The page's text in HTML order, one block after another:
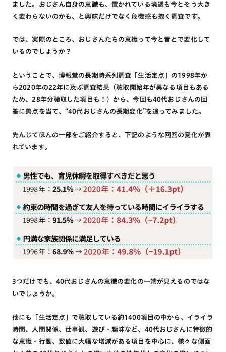
ました。おじさん自身の意識も、置かれている境遇も今とそう大き
く変わらないのかも、と興味だけでなく危機感も抱く調査です。
では、実際のところ、おじさんたちの意識って今と昔とで変化して
いるのでしょうか？
ということで、博報堂の長期時系列調査「生活定点」の1998年か
ら2020年の22年に及ぶ調査結果（聴取開始年が異なる項目もある
ため、28年分聴取した項目も！）から、今回も40代おじさんの回
答に焦点を当て、“40代おじさんの長期変化”を追ってみました。
先んじてほんの一部をご紹介すると、下記のような回答の変化が表
れています。
3つだけでも、40代おじさんの意識の変化の一端が見えるのではな
いでしょうか。
他にも「生活定点」で聴取している約1400項目の中から、イライラ
時間、人間関係、仕事観、遊び・趣味など、40代おじさんに特徴的
な意識・行動、数値に大幅な増減がある項目を中心に、様々な側面